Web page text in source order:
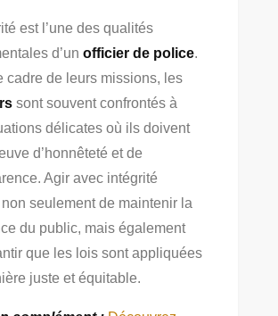
est l’une des qualités
d’un officier de police.
cadre de leurs missions, les
sont souvent confrontés à
délicates où ils doivent
d’honnêteté et de
Agir avec intégrité
seulement de maintenir la
du public, mais également
que les lois sont appliquées
juste et équitable.